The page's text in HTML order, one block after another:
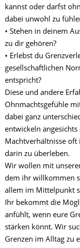
kannst oder darfst
dabei unwohl zu
• Stehen in deinem
zu dir gehören?
• Erlebst du
gesellschaftlichen
entspricht?
Diese und andere
Ohnmachtsgefühle
dabei ganz
entwickeln angesichts
Machtverhältnisse oft
darin zu überleben.
Wir wollen mit
dem ihr willkommen
allem im Mittelpunkt
Ihr bekommt die
anfühlt, wenn eure
stärken könnt. Wir
Grenzen im Alltag zu